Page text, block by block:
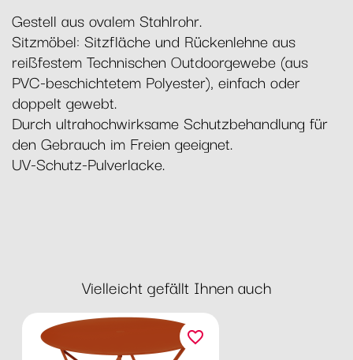
Gestell aus ovalem Stahlrohr.
Sitzmöbel: Sitzfläche und Rückenlehne aus
reißfestem Technischen Outdoorgewebe (aus
PVC-beschichtetem Polyester), einfach oder
doppelt gewebt.
Durch ultrahochwirksame Schutzbehandlung für
den Gebrauch im Freien geeignet.
UV-Schutz-Pulverlacke.
Vielleicht gefällt Ihnen auch
favorite_border